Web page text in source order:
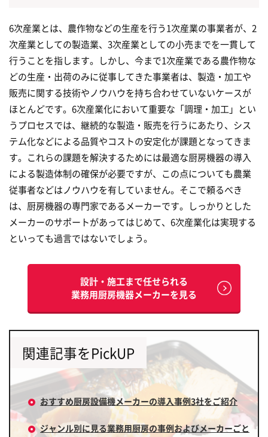
6次産業とは、農作物などの生産を行う1次産業の事業者が、2
次産業としての製造業、3次産業としての小売までを一貫して
行うことを指します。しかし、今まで1次産業である農作物な
どの生産・出荷のみに従事してきた事業者は、製造・加工や
販売に関する技術やノウハウを持ち合わせていないケースが
ほとんどです。6次産業化において重要な「調理・加工」とい
うプロセスでは、継続的な製造・販売を行うにあたり、シス
テム化などによる品質やコストの安定化が課題となってきま
す。これらの課題を解決するためには最適な厨房機器の導入
による製造体制の確保が必要ですが、この点についても農業
従事者などはノウハウを有していません。そこで頼るべき
は、厨房機器の専門家であるメーカーです。しっかりとした
メーカーのサポートがあってはじめて、6次産業化は実現する
といっても過言ではないでしょう。
設計・施工まで任せられる
業務用厨房機器メーカーを見る
関連記事をPickUP
おすすめ厨房設備機メーカーの導入事例3社をご紹介
ジャンル別に見る業務用厨房の事例およびメーカーごと